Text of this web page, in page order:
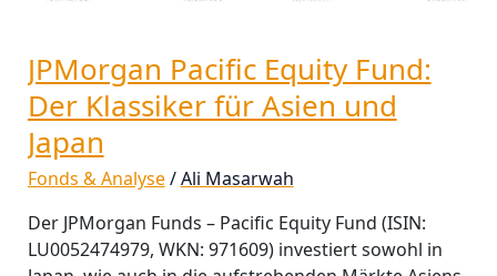
JPMorgan Pacific Equity Fund:
Der Klassiker für Asien und
Japan
Fonds & Analyse/Ali Masarwah
Der JPMorgan Funds – Pacific Equity Fund (ISIN:
LU0052474979, WKN: 971609) investiert sowohl in
Japan